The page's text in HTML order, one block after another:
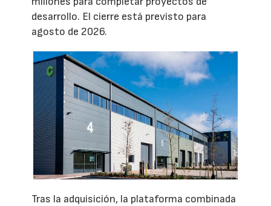
desarrollo. El cierre está previsto para
agosto de 2026.
Tras la adquisición, la plataforma combinada